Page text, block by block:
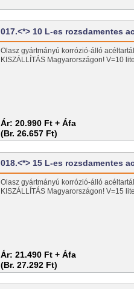
017.<*> 10 L-es rozsdamentes
Olasz gyártmányú korrózió-álló
KISZÁLLÍTÁS Magyarországon! V=10
Ár: 20.990 Ft + Áfa
(Br. 26.657 Ft)
018.<*> 15 L-es rozsdamentes
Olasz gyártmányú korrózió-álló
KISZÁLLÍTÁS Magyarországon! V=15
Ár: 21.490 Ft + Áfa
(Br. 27.292 Ft)